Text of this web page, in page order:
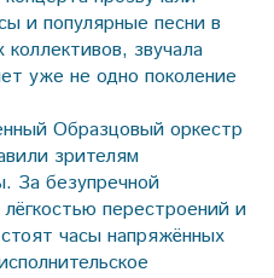
и популярные песни в
звучала
уже не одно поколение
Образцовый оркестр
зрителям
За безупречной
перестроений и
часы напряжённых